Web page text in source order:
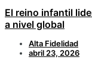
El reino infantil
a nivel global
Alta Fidelidad
abril 23, 2026